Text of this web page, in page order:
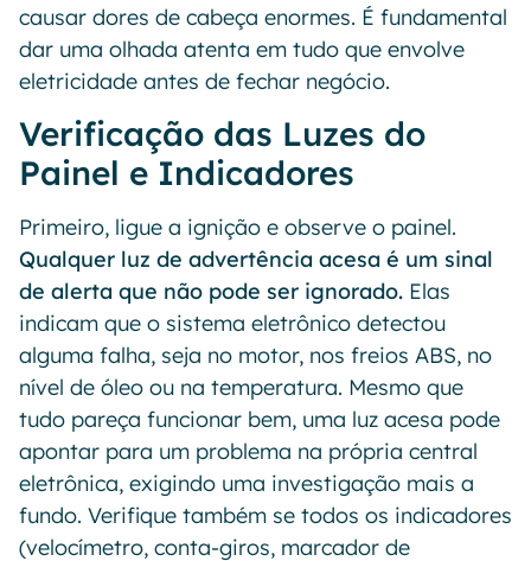
causar dores de cabeça enormes. É fundamental
dar uma olhada atenta em tudo que envolve
eletricidade antes de fechar negócio.
Verificação das Luzes do
Painel e Indicadores
Primeiro, ligue a ignição e observe o painel.
Qualquer luz de advertência acesa é um sinal
de alerta que não pode ser ignorado. Elas
indicam que o sistema eletrônico detectou
alguma falha, seja no motor, nos freios ABS, no
nível de óleo ou na temperatura. Mesmo que
tudo pareça funcionar bem, uma luz acesa pode
apontar para um problema na própria central
eletrônica, exigindo uma investigação mais a
fundo. Verifique também se todos os indicadores
(velocímetro, conta-giros, marcador de